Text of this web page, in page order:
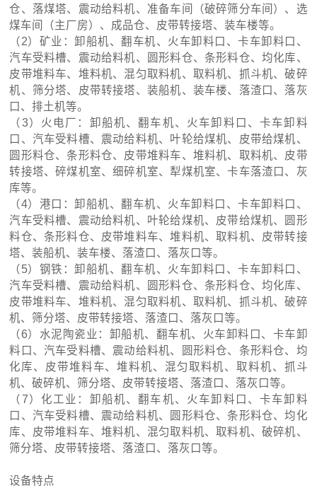
仓、落煤塔、震动给料机、准备车间（破碎筛分车间）、选
煤车间（主厂房）、成品仓、皮带转接塔、装车楼等。
（2）矿业：卸船机、翻车机、火车卸料口、卡车卸料口、
汽车受料槽、震动给料机、圆形料仓、条形料仓、均化库、
皮带堆料车、堆料机、混匀取料机、取料机、抓斗机、破碎
机、筛分塔、皮带转接塔、装船机、装车楼、落渣口、落灰
口、排土机等。
（3）火电厂：卸船机、翻车机、火车卸料口、卡车卸料
口、汽车受料槽、震动给料机、叶轮给煤机、皮带给煤机、
圆形料仓、条形料仓、皮带堆料车、堆料机、取料机、皮带
转接塔、碎煤机室、细碎机室、犁煤机室、卡车落渣口、灰
库等。
（4）港口：卸船机、翻车机、火车卸料口、卡车卸料口、
汽车受料槽、震动给料机、叶轮给煤机、皮带给煤机、圆形
料仓、条形料仓、皮带堆料车、堆料机、取料机、皮带转接
塔、装船机、装车楼、落渣口、落灰口等。
（5）钢铁：卸船机、翻车机、火车卸料口、卡车卸料口、
汽车受料槽、震动给料机、圆形料仓、条形料仓、均化库、
皮带堆料车、堆料机、混匀取料机、取料机、抓斗机、破碎
机、筛分塔、皮带转接塔、落渣口、落灰口等。
（6）水泥陶瓷业：卸船机、翻车机、火车卸料口、卡车卸
料口、汽车受料槽、震动给料机、圆形料仓、条形料仓、均
化库、皮带堆料车、堆料机、混匀取料机、取料机、抓斗
机、破碎机、筛分塔、皮带转接塔、落渣口、落灰口等。
（7）化工业：卸船机、翻车机、火车卸料口、卡车卸料
口、汽车受料槽、震动给料机、圆形料仓、条形料仓、均化
库、皮带堆料车、堆料机、混匀取料机、取料机、破碎机、
筛分塔、皮带转接塔、落渣口、落灰口等。
设备特点